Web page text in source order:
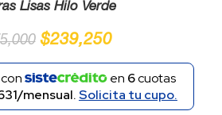
Lisas Hilo Verde
$239,250
con en 6cuotas
mensual.Solicita tu cupo.